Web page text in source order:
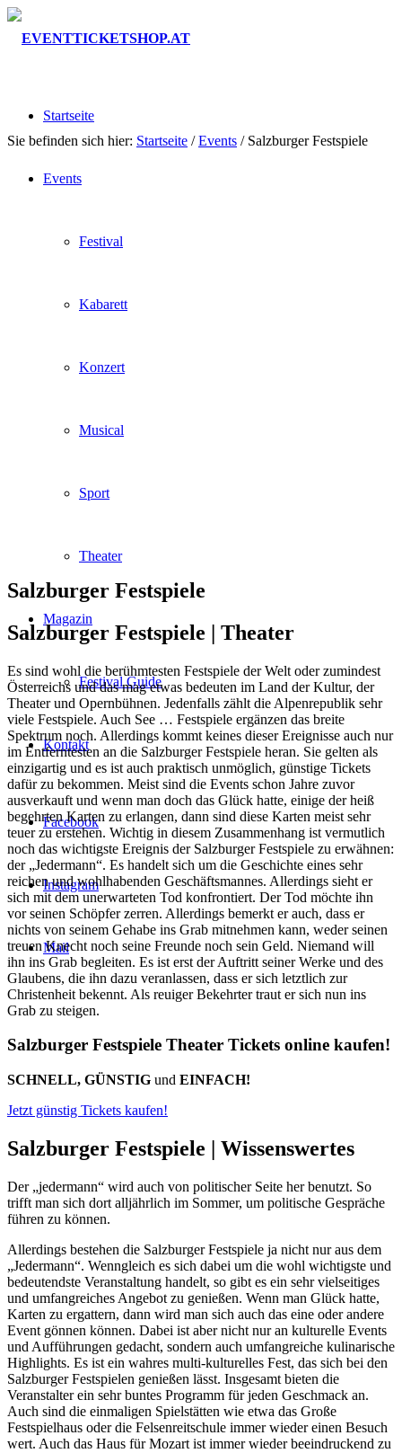
Startseite
Events
Festival
Kabarett
Konzert
Musical
Sport
Theater
Magazin
Festival Guide
Kontakt
Facebook
Instagram
Mail
Sie befinden sich hier: Startseite / Events / Salzburger Festspiele
Salzburger Festspiele
Salzburger Festspiele | Theater
Es sind wohl die berühmtesten Festspiele der Welt oder zumindest
Österreichs und das mag etwas bedeuten im Land der Kultur, der
Theater und Opernbühnen. Jedenfalls zählt die Alpenrepublik sehr
viele Festspiele. Auch See … Festspiele ergänzen das breite
Spektrum noch. Allerdings kommt keines dieser Ereignisse auch nur
im Entferntesten an die Salzburger Festspiele heran. Sie gelten als
einzigartig und es ist auch praktisch unmöglich, günstige Tickets
dafür zu bekommen. Meist sind die Events schon Jahre zuvor
ausverkauft und wenn man doch das Glück hatte, einige der heiß
begehrten Karten zu erlangen, dann sind diese Karten meist sehr
teuer zu erstehen. Wichtig in diesem Zusammenhang ist vermutlich
noch das wichtigste Ereignis der Salzburger Festspiele zu erwähnen:
der „Jedermann“. Es handelt sich um die Geschichte eines sehr
reichen und wohlhabenden Geschäftsmannes. Allerdings sieht er
sich mit dem unerwarteten Tod konfrontiert. Der Tod möchte ihn
vor seinen Schöpfer zerren. Allerdings bemerkt er auch, dass er
nichts von seinem Gehabe ins Grab mitnehmen kann, weder seinen
treuen Knecht noch seine Freunde noch sein Geld. Niemand will
ihn ins Grab begleiten. Es ist erst der Auftritt seiner Werke und des
Glaubens, die ihn dazu veranlassen, dass er sich letztlich zur
Christenheit bekennt. Als reuiger Bekehrter traut er sich nun ins
Grab zu steigen.
Salzburger Festspiele Theater Tickets online kaufen!
SCHNELL, GÜNSTIG und EINFACH!
Jetzt günstig Tickets kaufen!
Salzburger Festspiele | Wissenswertes
Der „jedermann“ wird auch von politischer Seite her benutzt. So
trifft man sich dort alljährlich im Sommer, um politische Gespräche
führen zu können.
Allerdings bestehen die Salzburger Festspiele ja nicht nur aus dem
„Jedermann“. Wenngleich es sich dabei um die wohl wichtigste und
bedeutendste Veranstaltung handelt, so gibt es ein sehr vielseitiges
und umfangreiches Angebot zu genießen. Wenn man Glück hatte,
Karten zu ergattern, dann wird man sich auch das eine oder andere
Event gönnen können. Dabei ist aber nicht nur an kulturelle Events
und Aufführungen gedacht, sondern auch umfangreiche kulinarische
Highlights. Es ist ein wahres multi-kulturelles Fest, das sich bei den
Salzburger Festspielen genießen lässt. Insgesamt bieten die
Veranstalter ein sehr buntes Programm für jeden Geschmack an.
Auch sind die einmaligen Spielstätten wie etwa das Große
Festspielhaus oder die Felsenreitschule immer wieder einen Besuch
wert. Auch das Haus für Mozart ist immer wieder beeindruckend zu